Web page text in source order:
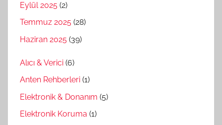
Eylül 2025 (2)
Temmuz 2025 (28)
Haziran 2025 (39)
Alıcı & Verici (6)
Anten Rehberleri (1)
Elektronik & Donanım (5)
Elektronik Koruma (1)